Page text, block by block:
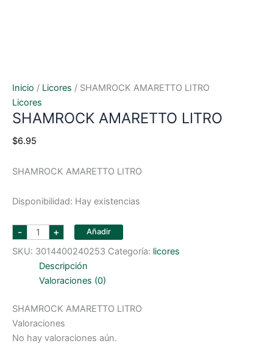
Inicio / Licores / SHAMROCK AMARETTO LITRO
Licores
SHAMROCK AMARETTO LITRO
$6.95
SHAMROCK AMARETTO LITRO
Disponibilidad: Hay existencias
- SHAMROCK
AMARETTO
LITRO
cantidad
+ Añadir
SKU: 3014400240253 Categoría: licores
Descripción
Valoraciones (0)
SHAMROCK AMARETTO LITRO
Valoraciones
No hay valoraciones aún.